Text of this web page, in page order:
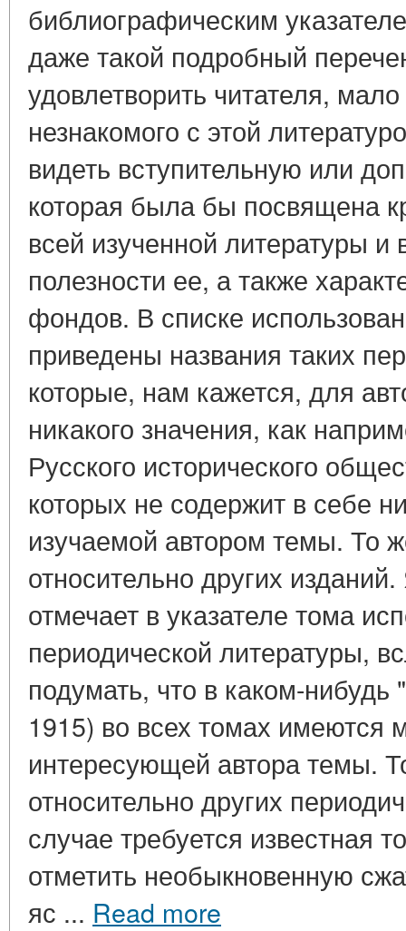
библиографическим
даже такой подробный
удовлетворить читателя,
незнакомого с этой
видеть вступительную или
которая была бы посвящена
всей изученной литературы
полезности ее, а также
фондов. В списке
приведены названия таких
которые, нам кажется, для
никакого значения, как
Русского исторического
которых не содержит в себе
изучаемой автором темы. То
относительно других
отмечает в указателе тома
периодической литературы,
подумать, что в каком-
1915) во всех томах имеются
интересующей автора темы.
относительно других
случае требуется известная
отметить необыкновенную
яс ... Read more